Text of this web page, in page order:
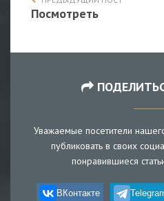
Посмотреть
Уважаемые посетители
публиковать в своих
понравившиеся
ВКонтакте